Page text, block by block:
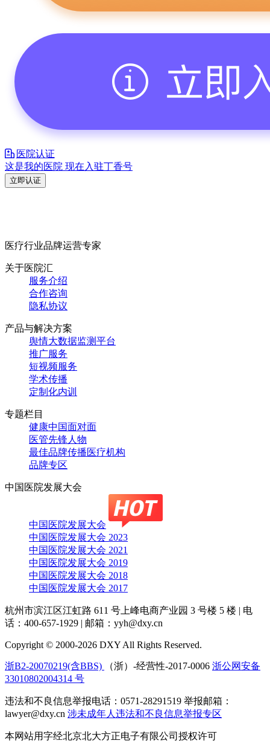
医院认证
这是我的医院 现在入驻丁香号
立即认证
医疗行业品牌运营专家
关于医院汇
服务介绍
合作咨询
隐私协议
产品与解决方案
舆情大数据监测平台
推广服务
短视频服务
学术传播
定制化内训
专题栏目
健康中国面对面
医管先锋人物
最佳品牌传播医疗机构
品牌专区
中国医院发展大会
中国医院发展大会
中国医院发展大会 2023
中国医院发展大会 2021
中国医院发展大会 2019
中国医院发展大会 2018
中国医院发展大会 2017
杭州市滨江区江虹路 611 号上峰电商产业园 3 号楼 5 楼 | 电
话：400-657-1929 | 邮箱：yyh@dxy.cn
Copyright © 2000-2026 DXY All Rights Reserved.
浙B2-20070219(含BBS) （浙）-经营性-2017-0006 浙公网安备
33010802004314 号
违法和不良信息举报电话：0571-28291519 举报邮箱：
lawyer@dxy.cn 涉未成年人违法和不良信息举报专区
本网站用字经北京北大方正电子有限公司授权许可